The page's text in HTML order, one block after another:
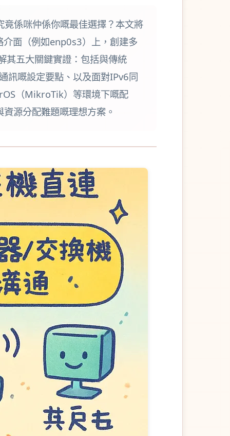
係咪仲係你嘅最佳選擇？本文將
面（例如enp0s3）上，創建多
其五大關鍵實證：包括與傳統
訊嘅設定要點、以及面對IPv6同
（MikroTik）等環境下嘅配
源分配難題嘅理想方案。